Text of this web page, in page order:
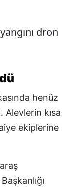
henüz
Alevlerin kısa
ekiplerine